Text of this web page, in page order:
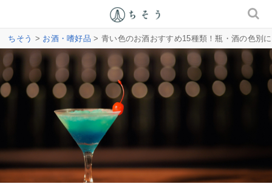
ちそう > お酒・嗜好品 > 青い色のお酒おすすめ15種類！瓶・酒の色別